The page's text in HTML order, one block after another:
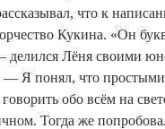
что к
Кукина. «Он
делился Лёня своими
— Я понял, что
обо всём на
Тогда же